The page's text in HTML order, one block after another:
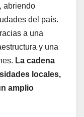
abriendo
del país.
a una
y una
La cadena
locales,
amplio